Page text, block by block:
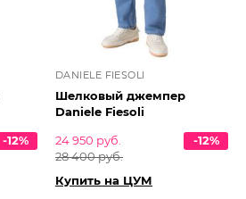
-12%
DANIELE FIESOLI
Шелковый джемпер
Daniele Fiesoli
24 950 руб.
28 400 руб.
-12%
Купить на ЦУМ